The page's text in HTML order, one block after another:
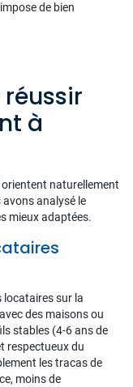
de bien
à
naturellement
analysé le
mieux adaptées.
locataires sur la
des maisons ou
stables (4-6 ans de
respectueux du
les tracas de
moins de